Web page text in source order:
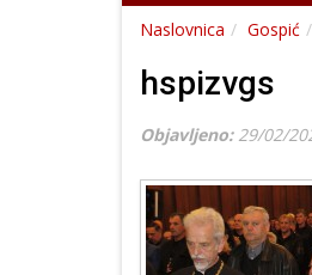
Naslovnica Gospić
hspizvgs
Objavljeno: 29/02/